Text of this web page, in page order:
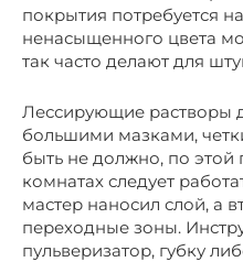
покрытия потребуется
ненасыщенного цвета
так часто делают для
Лессирующие растворы
большими мазками,
быть не должно, по
комнатах следует
мастер наносил слой, а
переходные зоны.
пульверизатор, губку